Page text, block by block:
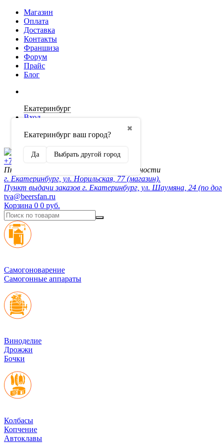
Магазин
Оплата
Доставка
Контакты
Франшиза
Форум
Прайс
Блог
Екатеринбург
✖
Екатеринбург ваш город?
Да Выбрать другой город
Вход
Регистрация
+7 (902) 872-54-70
Пн-Пт 10:00-20:00, сб-вск по договорённости
г. Екатеринбург, ул. Норильская, 77 (магазин).
Пункт выдачи заказов г. Екатеринбург, ул. Шаумяна, 24 (по
tva@beersfan.ru
Корзина 0 0 руб.
Cамогоноварение
Самогонные аппараты
Виноделие
Дрожжи
Бочки
Колбасы
Копчение
Автоклавы